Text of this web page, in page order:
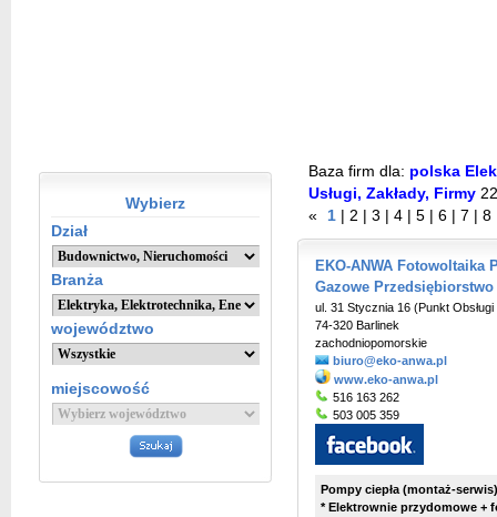
Wybierz
Dział
Branża
województwo
miejscowość
Baza firm dla: polska
Usługi, Zakłady, Firmy
«
1 2 3 4 5 6 7 8
EKO-ANWA Fotowoltaika
Gazowe
ul. 31 Stycznia 16 (Punkt Obsługi
74-320 Barlinek
zachodniopomorskie
biuro@eko-anwa.pl
www.eko-anwa.pl
516 163 262
503 005 359
Pompy ciepła (montaż-
* Elektrownie przydomowe +